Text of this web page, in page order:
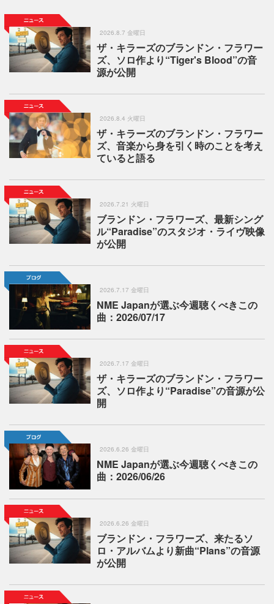
2026.8.7 金曜日
ザ・キラーズのブランドン・フラワー
ズ、ソロ作より“Tiger's Blood”の音
源が公開
2026.8.4 火曜日
ザ・キラーズのブランドン・フラワー
ズ、音楽から身を引く時のことを考え
ていると語る
2026.7.21 火曜日
ブランドン・フラワーズ、最新シング
ル“Paradise”のスタジオ・ライヴ映像
が公開
2026.7.17 金曜日
NME Japanが選ぶ今週聴くべきこの
曲：2026/07/17
2026.7.17 金曜日
ザ・キラーズのブランドン・フラワー
ズ、ソロ作より“Paradise”の音源が公
開
2026.6.26 金曜日
NME Japanが選ぶ今週聴くべきこの
曲：2026/06/26
2026.6.26 金曜日
ブランドン・フラワーズ、来たるソ
ロ・アルバムより新曲“Plans”の音源
が公開